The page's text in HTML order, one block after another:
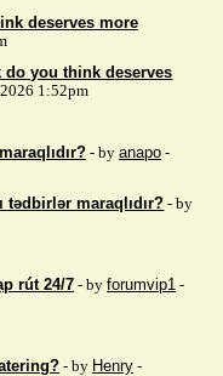
deserves more
do you think deserves
1:52pm
- by anapo -
tədbirlər maraqlıdır? - by
rút 24/7 - by forumvip1 -
- by Henry -